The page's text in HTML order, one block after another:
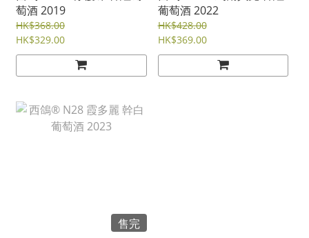
萄酒 2019
HK$368.00
HK$329.00
葡萄酒 2022
HK$428.00
HK$369.00
售完